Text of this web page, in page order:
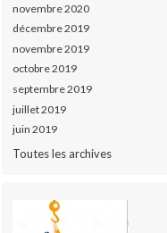
novembre 2020
décembre 2019
novembre 2019
octobre 2019
septembre 2019
juillet 2019
juin 2019
Toutes les archives